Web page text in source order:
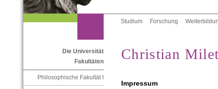
Studium Forschung
Die Universität
Fakultäten
Philosophische Fakultät I
Christian
Impressum